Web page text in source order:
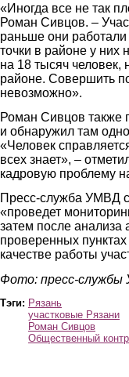
«Иногда все не так
Роман Сивцов. –
раньше они
точки в районе у них
на 18 тысяч человек,
районе. Совершить
невозможно».
Роман Сивцов также
и обнаружил там
«Человек
всех знает», –
кадровую проблему
Пресс-служба УМВД
«проведет
затем после анализа
проверенных
качестве работы
Фото: пресс-
Тэги: Рязань
участковые Рязани
Роман Сивцов
Общественный